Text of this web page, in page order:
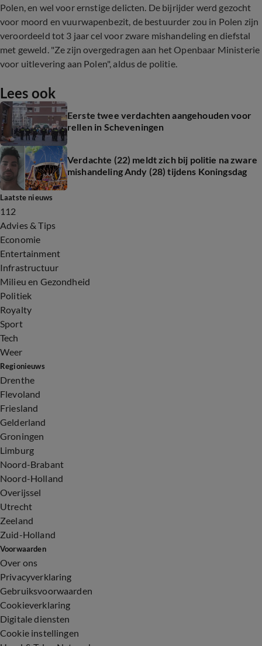
Polen, en wel voor ernstige delicten. De bijrijder werd gezocht
voor moord en vuurwapenbezit, de bestuurder zou in Polen zijn
veroordeeld tot 3 jaar cel voor zware mishandeling en diefstal
met geweld. "Ze zijn overgedragen aan het Openbaar Ministerie
voor uitlevering aan Polen", aldus de politie.
Lees ook
Eerste twee verdachten aangehouden voor
rellen in Scheveningen
Verdachte (22) meldt zich bij politie na zware
mishandeling Andy (28) tijdens Koningsdag
Laatste nieuws
112
Advies & Tips
Economie
Entertainment
Infrastructuur
Milieu en Gezondheid
Politiek
Royalty
Sport
Tech
Weer
Regionieuws
Drenthe
Flevoland
Friesland
Gelderland
Groningen
Limburg
Noord-Brabant
Noord-Holland
Overijssel
Utrecht
Zeeland
Zuid-Holland
Voorwaarden
Over ons
Privacyverklaring
Gebruiksvoorwaarden
Cookieverklaring
Digitale diensten
Cookie instellingen